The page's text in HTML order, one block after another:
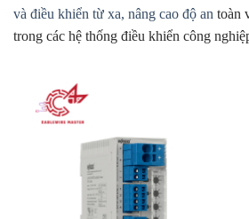
và điều khiển từ xa, nâng cao độ an toàn
trong các hệ thống điều khiển công